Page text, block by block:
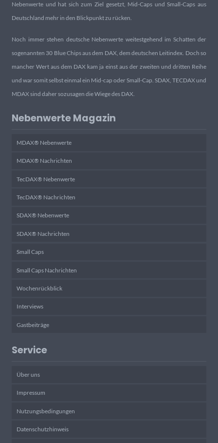
Nebenwerte und hat sich zum Ziel gesetzt, Mid-Caps und Small-Caps aus
Deutschland mehr in den Blickpunkt zu rücken.
Noch immer stehen deutsche Nebenwerte weitestgehend im Schatten der
sogenannten 30 Blue Chips aus dem DAX, dem deutschen Leitindex. Doch so
mancher Wert aus dem DAX kam ja einst aus der zweiten und dritten Reihe
und war somit selbst einmal ein Mid-cap oder Small-Cap. SDAX, TECDAX und
MDAX sind daher sozusagen die Wiege des DAX.
Nebenwerte Magazin
MDAX® Nebenwerte
MDAX® Nachrichten
TecDAX® Nebenwerte
TecDAX® Nachrichten
SDAX® Nebenwerte
SDAX® Nachrichten
Small Caps
Small Caps Nachrichten
Wochenrückblick
Interviews
Gastbeiträge
Service
Über uns
Impressum
Nutzungsbedingungen
Datenschutzhinweis